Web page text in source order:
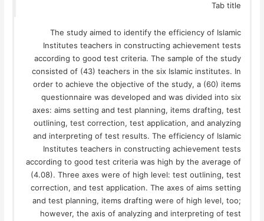
Tab title
The study aimed to identify the efficiency of Islamic
Institutes teachers in constructing achievement tests
according to good test criteria. The sample of the study
consisted of (43) teachers in the six Islamic institutes. In
order to achieve the objective of the study, a (60) items
questionnaire was developed and was divided into six
axes: aims setting and test planning, items drafting, test
outlining, test correction, test application, and analyzing
and interpreting of test results. The efficiency of Islamic
Institutes teachers in constructing achievement tests
according to good test criteria was high by the average of
(4.08). Three axes were of high level: test outlining, test
correction, and test application. The axes of aims setting
and test planning, items drafting were of high level, too;
however, the axis of analyzing and interpreting of test